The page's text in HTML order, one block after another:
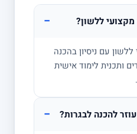
ללשון? −
עם ניסיון בהכנה
ותכנית לימוד אישית
להכנה לבגרות? −